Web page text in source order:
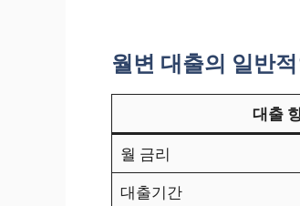
월변 대출의 일반
대출
월 금리
대출기간